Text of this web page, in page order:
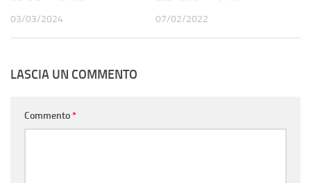
03/03/2024 07/02/2022
LASCIA UN COMMENTO
Commento*